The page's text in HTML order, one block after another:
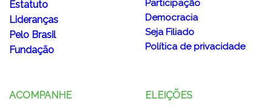
Estatuto
Lideranças
Pelo Brasil
Fundação
Participação
Democracia
Seja Filiado
Política de privacidade
ACOMPANHE
ELEIÇÕES